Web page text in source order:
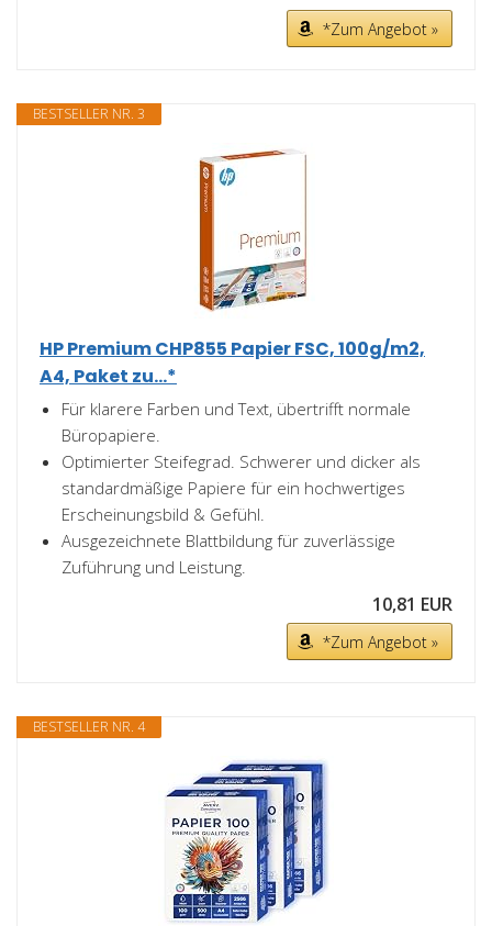
*Zum Angebot »
BESTSELLER NR. 3
HP Premium CHP855 Papier FSC, 100g/m2,
A4, Paket zu...*
Für klarere Farben und Text, übertrifft normale
Büropapiere.
Optimierter Steifegrad. Schwerer und dicker als
standardmäßige Papiere für ein hochwertiges
Erscheinungsbild & Gefühl.
Ausgezeichnete Blattbildung für zuverlässige
Zuführung und Leistung.
10,81 EUR
*Zum Angebot »
BESTSELLER NR. 4